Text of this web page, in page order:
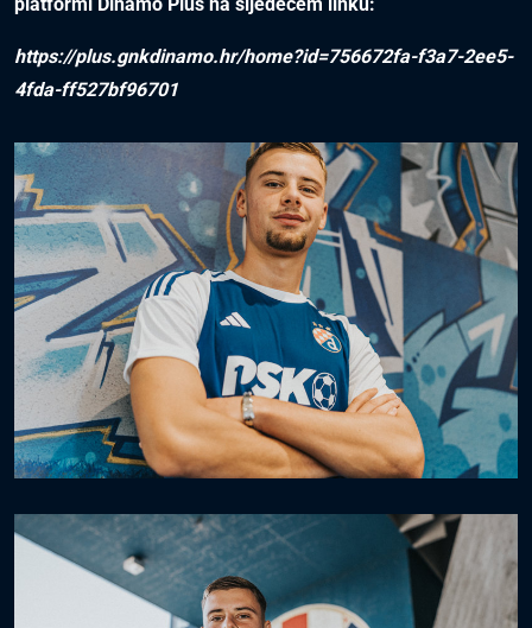
platformi Dinamo Plus na sljedećem linku:
https://plus.gnkdinamo.hr/home?id=756672fa-f3a7-2ee5-
4fda-ff527bf96701